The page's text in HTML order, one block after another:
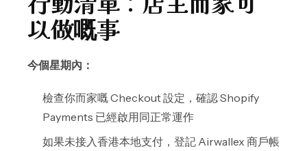
以做嘅事
今個星期內：
檢查你而家嘅 Checkout 設定，確認 Shopify
Payments 已經啟用同正常運作
如果未接入香港本地支付，登記 Airwallex 商戶帳